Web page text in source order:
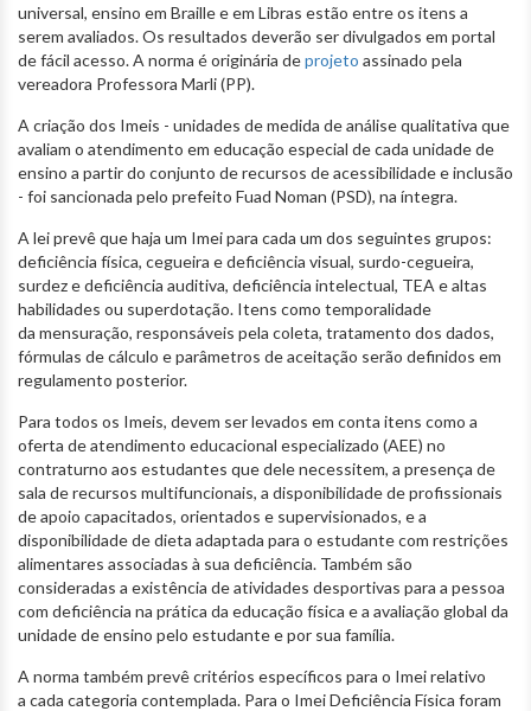
universal, ensino em Braille e em Libras estão entre os itens a
serem avaliados. Os resultados deverão ser divulgados em portal
de fácil acesso. A norma é originária deprojeto assinado pela
vereadora Professora Marli (PP).
A criação dos Imeis - unidades de medida de análise qualitativa que
avaliam o atendimento em educação especial de cada unidade de
ensino a partir do conjunto de recursos de acessibilidade e inclusão
- foi sancionada pelo prefeito Fuad Noman (PSD), na íntegra.
A lei prevê que haja um Imei para cada um dos seguintes grupos:
deficiência física, cegueira e deficiência visual, surdo-cegueira,
surdez e deficiência auditiva, deficiência intelectual, TEA e altas
habilidades ou superdotação. Itens como temporalidade
da mensuração, responsáveis pela coleta, tratamento dos dados,
fórmulas de cálculo e parâmetros de aceitação serão definidos em
regulamento posterior.
Para todos os Imeis, devem ser levados em conta itens como a
oferta de atendimento educacional especializado (AEE) no
contraturno aos estudantes que dele necessitem, a presença de
sala de recursos multifuncionais, a disponibilidade de profissionais
de apoio capacitados, orientados e supervisionados, e a
disponibilidade de dieta adaptada para o estudante com restrições
alimentares associadas à sua deficiência. Também são
consideradas a existência de atividades desportivas para a pessoa
com deficiência na prática da educação física e a avaliação global da
unidade de ensino pelo estudante e por sua família.
A norma também prevê critérios específicos para o Imei relativo
a cada categoria contemplada. Para o Imei Deficiência Física foram